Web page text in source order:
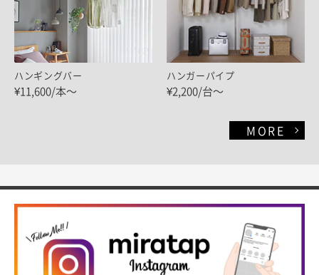
ハンギングバー
¥11,600/本～
ハンガーパイプ
¥2,200/台～
MORE